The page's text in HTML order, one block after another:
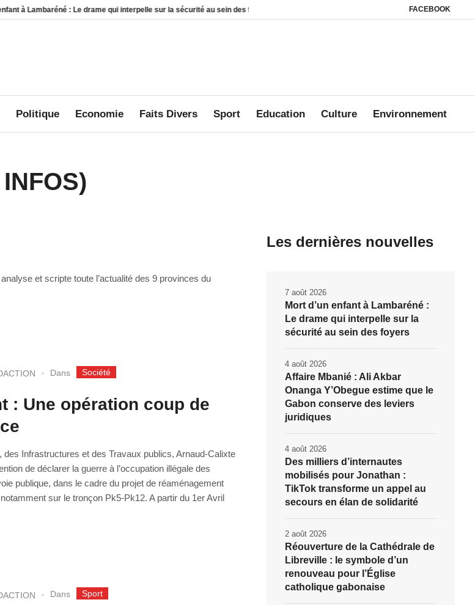
FACEBOOK
: Le drame qui interpelle sur la sécurité au sein des foyers Affaire Mbanié : Ali Akbar Onanga Y’Obegue estime que le Gabon
Politique Economie Faits Divers Sport Education Culture Environnement
et scripte toute l’actualité des 9 provinces du
Dans Société
: Une opération coup de
des Infrastructures et des Travaux publics, Arnaud-Calixte
de déclarer la guerre à l’occupation illégale des
publique, dans le cadre du projet de réaménagement
sur le tronçon Pk5-Pk12. A partir du 1er Avril
Dans Sport
Les dernières nouvelles
Mort d’un enfant à Lambaréné :
Le drame qui interpelle sur la
sécurité au sein des foyers
7 août 2026
Affaire Mbanié : Ali Akbar
Onanga Y’Obegue estime que le
Gabon conserve des leviers
juridiques
4 août 2026
Des milliers d’internautes
mobilisés pour Jonathan :
TikTok transforme un appel au
secours en élan de solidarité
4 août 2026
Réouverture de la Cathédrale de
Libreville : le symbole d’un
renouveau pour l’Église
catholique gabonaise
2 août 2026